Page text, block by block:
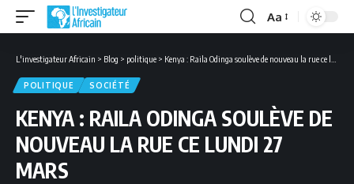
Font
Aa
L'investigateur Africain > Blog > politique > Kenya : Raila Odinga soulève de nouveau la rue ce lundi 27 mars
POLITIQUE SOCIÉTÉ
KENYA : RAILA ODINGA SOULÈVE DE
NOUVEAU LA RUE CE LUNDI 27
MARS